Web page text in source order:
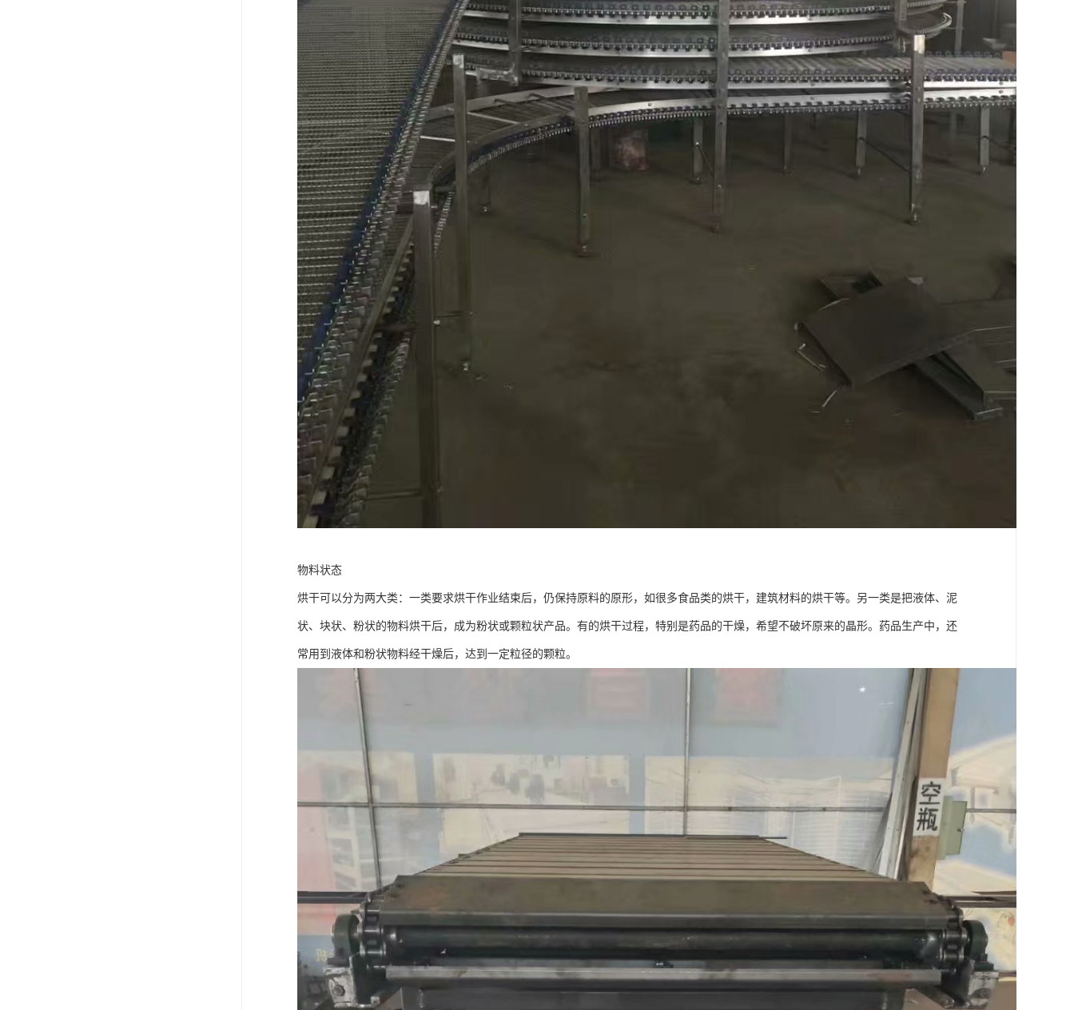
物料状态
烘干可以分为两大类：一类要求烘干作业结束后，仍保持原料的原形，如很多食品类的烘干，建筑材料的烘干等。另一类是把液体、泥
状、块状、粉状的物料烘干后，成为粉状或颗粒状产品。有的烘干过程，特别是药品的干燥，希望不破坏原来的晶形。药品生产中，还
常用到液体和粉状物料经干燥后，达到一定粒径的颗粒。